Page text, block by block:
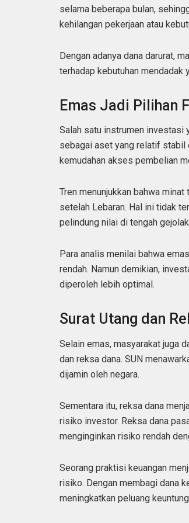
selama beberapa bulan,
kehilangan pekerjaan atau
Dengan adanya dana darurat,
terhadap kebutuhan mendadak
Emas Jadi Pilihan
Salah satu instrumen investasi
sebagai aset yang relatif stabil
kemudahan akses pembelian
Tren menunjukkan bahwa
setelah Lebaran. Hal ini tidak
pelindung nilai di tengah
Para analis menilai bahwa
rendah. Namun demikian,
diperoleh lebih optimal.
Surat Utang dan
Selain emas, masyarakat juga
dan reksa dana. SUN
dijamin oleh negara.
Sementara itu, reksa dana
risiko investor. Reksa dana
menginginkan risiko rendah
Seorang praktisi keuangan
risiko. Dengan membagi dana
meningkatkan peluang